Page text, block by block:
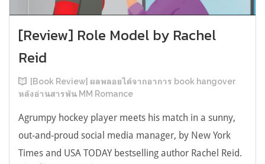
[Review] Role Model by Rachel
Reid
[Book Review] ผลพลอยได้จากอาการ book hangover
หลังอ่านสารพัน MM Romance
Agrumpy hockey player meets his match in a sunny,
out-and-proud social media manager, by New York
Times and USA TODAY bestselling author Rachel Reid.